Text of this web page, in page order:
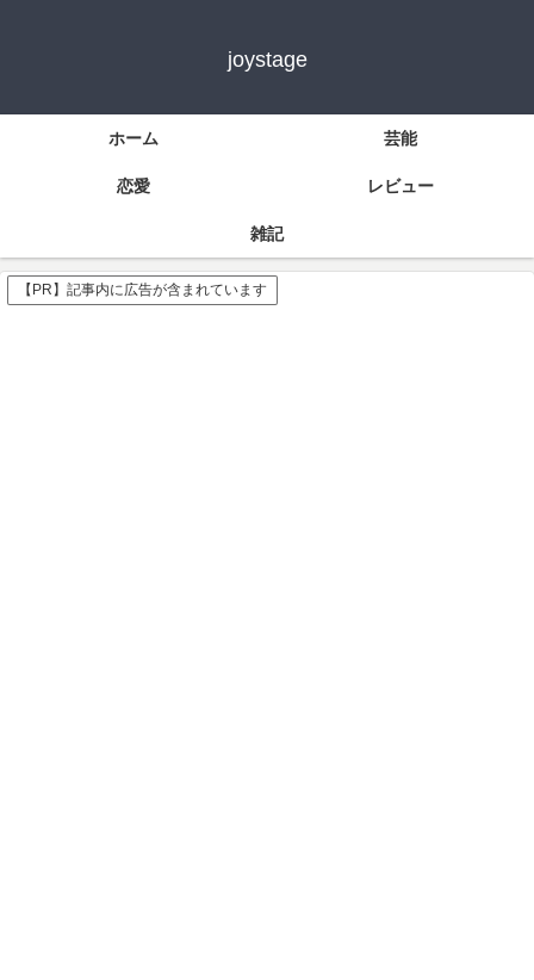
joystage
ホーム 芸能
恋愛 レビュー
雑記
【PR】記事内に広告が含まれています